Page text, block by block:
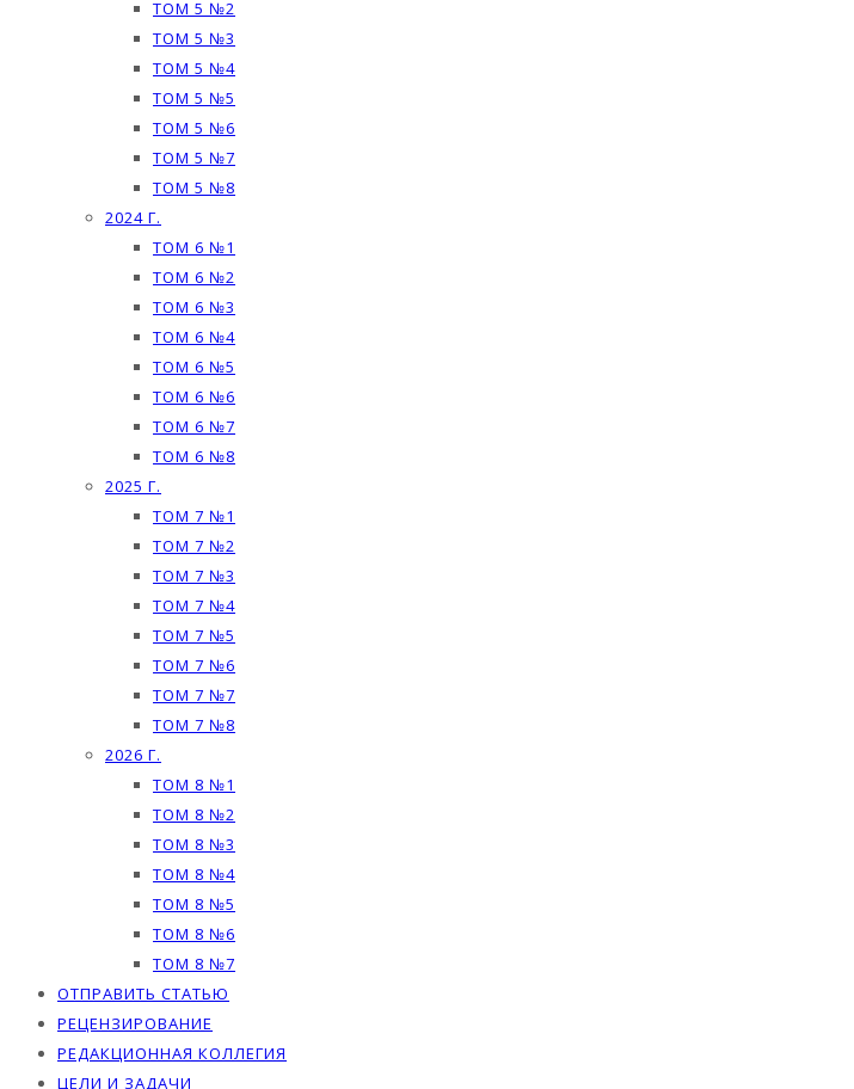
ТОМ 5 №2
ТОМ 5 №3
ТОМ 5 №4
ТОМ 5 №5
ТОМ 5 №6
ТОМ 5 №7
ТОМ 5 №8
2024 Г.
ТОМ 6 №1
ТОМ 6 №2
ТОМ 6 №3
ТОМ 6 №4
ТОМ 6 №5
ТОМ 6 №6
ТОМ 6 №7
ТОМ 6 №8
2025 Г.
ТОМ 7 №1
ТОМ 7 №2
ТОМ 7 №3
ТОМ 7 №4
ТОМ 7 №5
ТОМ 7 №6
ТОМ 7 №7
ТОМ 7 №8
2026 Г.
ТОМ 8 №1
ТОМ 8 №2
ТОМ 8 №3
ТОМ 8 №4
ТОМ 8 №5
ТОМ 8 №6
ТОМ 8 №7
ОТПРАВИТЬ СТАТЬЮ
РЕЦЕНЗИРОВАНИЕ
РЕДАКЦИОННАЯ КОЛЛЕГИЯ
ЦЕЛИ И ЗАДАЧИ